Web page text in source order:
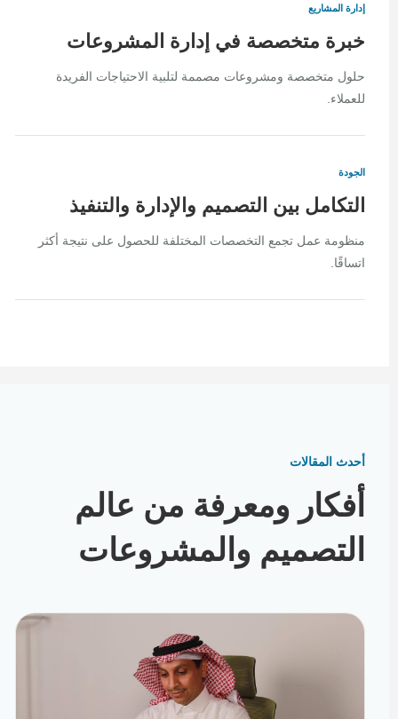
إدارة المشاريع
خبرة متخصصة في إدارة المشروعات
حلول متخصصة ومشروعات مصممة لتلبية الاحتياجات الفريدة
للعملاء.
الجودة
التكامل بين التصميم والإدارة والتنفيذ
منظومة عمل تجمع التخصصات المختلفة للحصول على نتيجة أكثر
اتساقًا.
أحدث المقالات
أفكار ومعرفة من عالم
التصميم والمشروعات